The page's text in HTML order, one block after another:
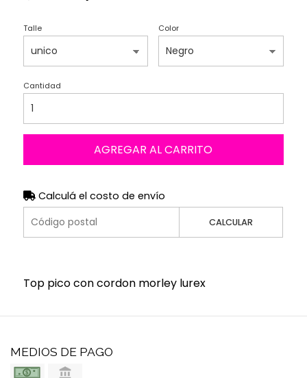
Talle Color
Cantidad
AGREGAR AL CARRITO
Calculá el costo de envío
CALCULAR
Top pico con cordon morley lurex
MEDIOS DE PAGO